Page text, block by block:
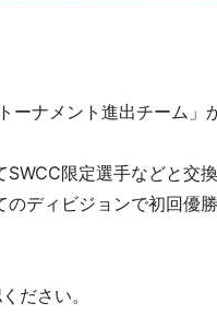
ーナメント進出チーム」
限定選手などと交
ディビジョンで初回優
ださい。